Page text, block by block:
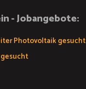
- Jobangebote:
Photovoltaik gesucht